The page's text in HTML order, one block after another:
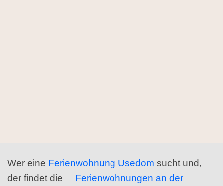
Wer eine Ferienwohnung Usedom sucht und,
der findet die
Ferienwohnungen an der